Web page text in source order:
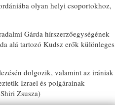
olyan helyi csoportokhoz,
Gárda hírszerzőegységének
alá tartozó Kudsz erők különleges
dolgozik, valamint az irániak
Izrael és polgárainak
Zsusza)